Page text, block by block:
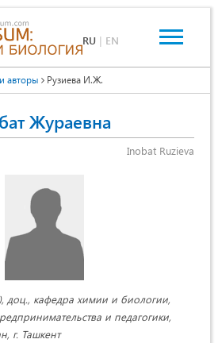
RU | EN
авторы Рузиева И.Ж.
Жураевна
Inobat Ruzieva
доц., кафедра химии и биологии,
и педагогики,
г. Ташкент